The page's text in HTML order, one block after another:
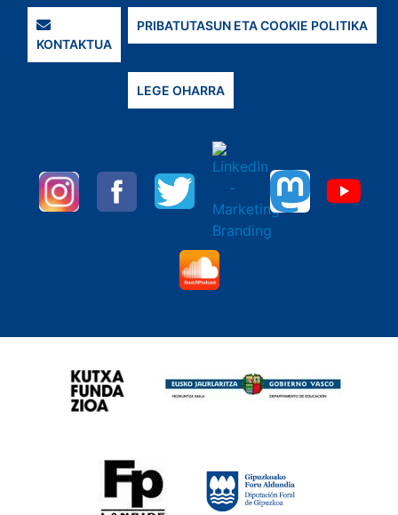
KONTAKTUA
PRIBATUTASUN ETA COOKIE POLITIKA
LEGE OHARRA